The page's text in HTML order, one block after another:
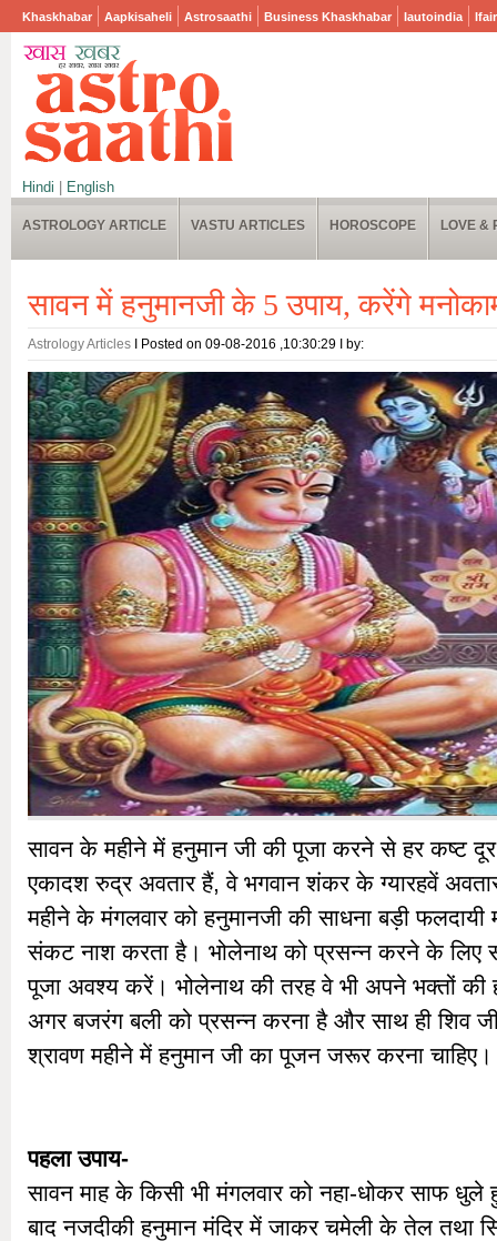
Khaskhabar Aapkisaheli Astrosaathi Business Khaskhabar Iautoindia
Hindi English
ASTROLOGY ARTICLE VASTU ARTICLES HOROSCOPE LOVE &
सावन में हनुमानजी के 5 उपाय, करेंगे
Astrology Articles I Posted on 09-08-2016 ,10:30:29 I by:
सावन के महीने में हनुमान जी की पूजा करने से हर कष्ट
एकादश रुद्र अवतार हैं, वे भगवान शंकर के ग्यारहवें
महीने के मंगलवार को हनुमानजी की साधना बड़ी फलदायी
संकट नाश करता है। भोलेनाथ को प्रसन्न करने के लिए
पूजा अवश्य करें। भोलेनाथ की तरह वे भी अपने भक्तों की
अगर बजरंग बली को प्रसन्न करना है और साथ ही शिव जी
श्रावण महीने में हनुमान जी का पूजन जरूर करना चाहिए।
पहला उपाय-
सावन माह के किसी भी मंगलवार को नहा-धोकर साफ
बाद नजदीकी हनुमान मंदिर में जाकर चमेली के तेल तथा